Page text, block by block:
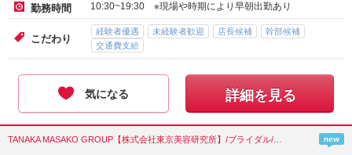
勤務時間 10:30~19:30 ※現場や時期により早朝出勤あり
こだわり
経験者優遇 未経験者歓迎 店長候補
幹部候補
交通費支給
気になる 詳細を見る
new